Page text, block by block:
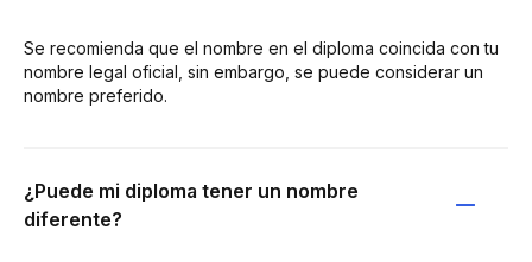
Se recomienda que el nombre en el diploma coincida con tu
nombre legal oficial, sin embargo, se puede considerar un
nombre preferido.
¿Puede mi diploma tener un nombre
diferente?